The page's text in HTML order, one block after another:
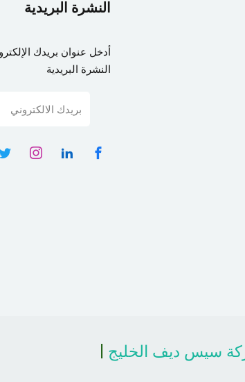
النشرة البريدية
أدخل عنوان بريدك
النشرة البريدية
سيس ديف الخليج |